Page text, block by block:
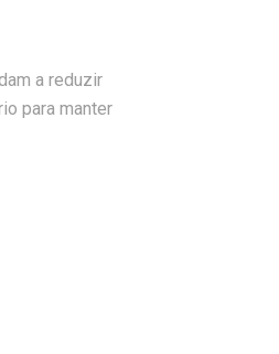
a reduzir
para manter